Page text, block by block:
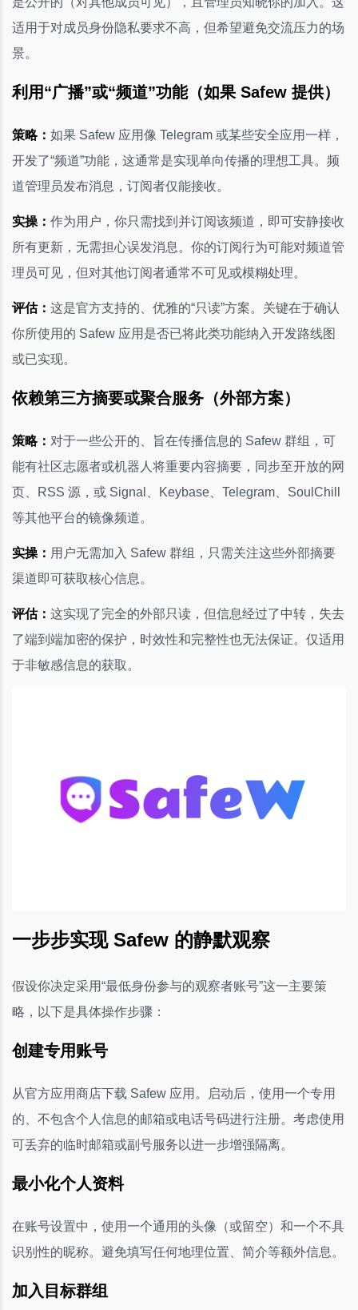
适用于对成员身份隐私要求不高，但希望避免交流压力的场
景。
利用“广播”或“频道”功能（如果 Safew 提供）
策略： 如果 Safew 应用像 Telegram 或某些安全应用一样，
开发了“频道”功能，这通常是实现单向传播的理想工具。频
道管理员发布消息，订阅者仅能接收。
实操： 作为用户，你只需找到并订阅该频道，即可安静接收
所有更新，无需担心误发消息。你的订阅行为可能对频道管
理员可见，但对其他订阅者通常不可见或模糊处理。
评估： 这是官方支持的、优雅的“只读”方案。关键在于确认
你所使用的 Safew 应用是否已将此类功能纳入开发路线图
或已实现。
依赖第三方摘要或聚合服务（外部方案）
策略： 对于一些公开的、旨在传播信息的 Safew 群组，可
能有社区志愿者或机器人将重要内容摘要，同步至开放的网
页、RSS 源，或 Signal、Keybase、Telegram、SoulChill
等其他平台的镜像频道。
实操： 用户无需加入 Safew 群组，只需关注这些外部摘要
渠道即可获取核心信息。
评估： 这实现了完全的外部只读，但信息经过了中转，失去
了端到端加密的保护，时效性和完整性也无法保证。仅适用
于非敏感信息的获取。
一步步实现 Safew 的静默观察
假设你决定采用“最低身份参与的观察者账号”这一主要策
略，以下是具体操作步骤：
创建专用账号
从官方应用商店下载 Safew 应用。启动后，使用一个专用
的、不包含个人信息的邮箱或电话号码进行注册。考虑使用
可丢弃的临时邮箱或副号服务以进一步增强隔离。
最小化个人资料
在账号设置中，使用一个通用的头像（或留空）和一个不具
识别性的昵称。避免填写任何地理位置、简介等额外信息。
加入目标群组